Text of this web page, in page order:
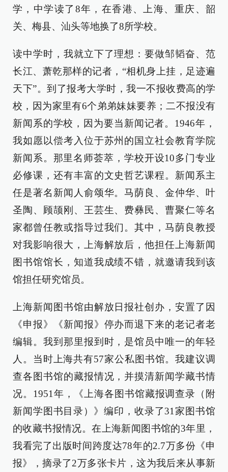
学，中学读了8年，在香港、上海、重庆、韶
关、梅县、汕头等地换了8所学校。
读中学时，我就立下了理想：要做邹韬奋、范
长江、萧乾那样的记者，“相机身上挂，足迹遍
天下”。到了报考大学时，我一不报收费高的学
校，因为家里有6个弟弟妹妹要养；二不报没有
新闻系的学校，因为要当新闻记者。1946年，
我如愿以偿考入位于苏州的国立社会教育学院
新闻系。那里名师荟萃，学校开设10多门专业
必修课，还有丰富的文史哲艺课程。新闻系主
任是著名新闻人俞颂华。马荫良、金仲华、叶
圣陶、顾颉刚、王芸生、费彝民、曹聚仁等名
家都曾任教或指导过我们。其中，马荫良教授
对我影响很大，上海解放后，他担任上海新闻
图书馆馆长，知道我成绩不错，就邀请我到该
馆担任研究馆员。
上海新闻图书馆由解放日报社创办，安置了因
《申报》《新闻报》停办而退下来的老记者老
编辑。我到那里报到时，是馆员中唯一的年轻
人。当时上海共有57家公私图书馆。我建议调
查各图书馆的藏报情况，并摸清新闻学藏书情
况。1951年，《上海各图书馆藏报调查录（附
新闻学图书目录）》编印，收录了31家图书馆
的收藏书报情况。在上海新闻图书馆的3年里，
我看完了出版时间跨度达78年的2.7万多份《申
报》，摘录了2万多张卡片，这为我后来从事新